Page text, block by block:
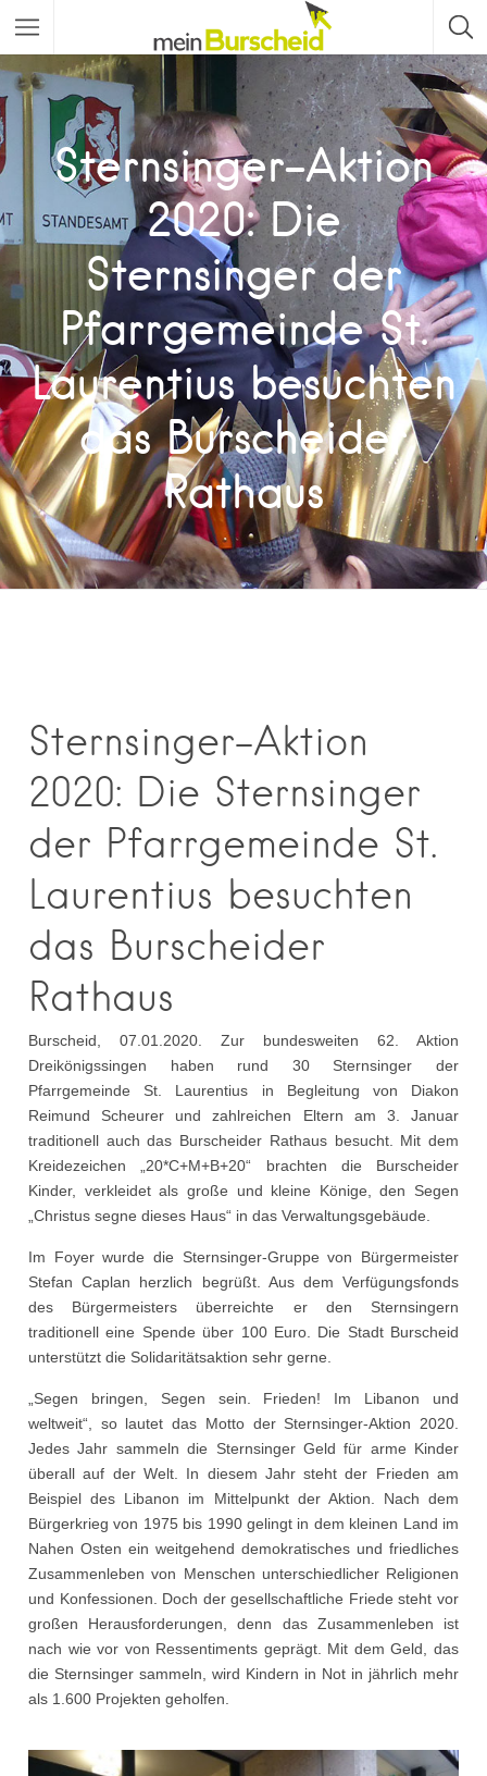
Sternsinger-Aktion
2020: Die
Sternsinger der
Pfarrgemeinde St.
Laurentius besuchten
das Burscheider
Rathaus
Sternsinger-Aktion
2020: Die Sternsinger
der Pfarrgemeinde St.
Laurentius besuchten
das Burscheider
Rathaus
Burscheid, 07.01.2020. Zur bundesweiten 62. Aktion
Dreikönigssingen haben rund 30 Sternsinger der
Pfarrgemeinde St. Laurentius in Begleitung von Diakon
Reimund Scheurer und zahlreichen Eltern am 3. Januar
traditionell auch das Burscheider Rathaus besucht. Mit dem
Kreidezeichen „20*C+M+B+20“ brachten die Burscheider
Kinder, verkleidet als große und kleine Könige, den Segen
„Christus segne dieses Haus“ in das Verwaltungsgebäude.
Im Foyer wurde die Sternsinger-Gruppe von Bürgermeister
Stefan Caplan herzlich begrüßt. Aus dem Verfügungsfonds
des Bürgermeisters überreichte er den Sternsingern
traditionell eine Spende über 100 Euro. Die Stadt Burscheid
unterstützt die Solidaritätsaktion sehr gerne.
„Segen bringen, Segen sein. Frieden! Im Libanon und
weltweit“, so lautet das Motto der Sternsinger-Aktion 2020.
Jedes Jahr sammeln die Sternsinger Geld für arme Kinder
überall auf der Welt. In diesem Jahr steht der Frieden am
Beispiel des Libanon im Mittelpunkt der Aktion. Nach dem
Bürgerkrieg von 1975 bis 1990 gelingt in dem kleinen Land im
Nahen Osten ein weitgehend demokratisches und friedliches
Zusammenleben von Menschen unterschiedlicher Religionen
und Konfessionen. Doch der gesellschaftliche Friede steht vor
großen Herausforderungen, denn das Zusammenleben ist
nach wie vor von Ressentiments geprägt. Mit dem Geld, das
die Sternsinger sammeln, wird Kindern in Not in jährlich mehr
als 1.600 Projekten geholfen.